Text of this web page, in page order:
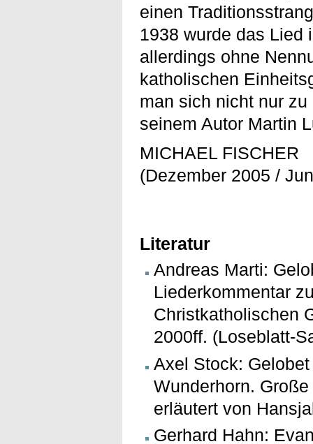
einen
1938 wurde das Lied
allerdings ohne
katholischen
man sich nicht nur
seinem Autor Martin
MICHAEL FISCHER
(Dezember 2005 /
Literatur
Andreas Marti:
Liederkommentar
Christkatholischen
2000ff. (Loseblatt-
Axel Stock:
Wunderhorn.
erläutert von
Gerhard Hahn: